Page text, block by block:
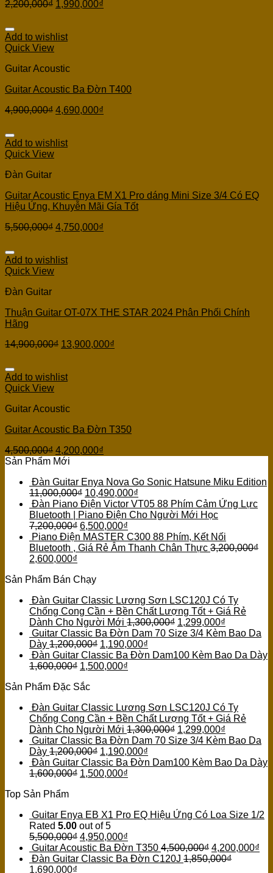
2,200,000₫ 1,990,000₫
Add to wishlist
Quick View
Guitar Acoustic
Guitar Acoustic Ba Đờn T400
4,900,000₫ 4,690,000₫
Add to wishlist
Quick View
Đàn Guitar
Guitar Acoustic Enya EM X1 Pro dáng Mini Size 3/4 Có EQ
Hiệu Ứng, Khuyễn Mãi Gía Tốt
5,500,000₫ 4,750,000₫
Add to wishlist
Quick View
Đàn Guitar
Thuận Guitar OT-07X THE STAR 2024 Phân Phối Chính
Hãng
14,900,000₫ 13,900,000₫
Add to wishlist
Quick View
Guitar Acoustic
Guitar Acoustic Ba Đờn T350
4,500,000₫ 4,200,000₫
Sản Phẩm Mới
Đàn Guitar Enya Nova Go Sonic Hatsune Miku Edition
11,000,000₫ 10,490,000₫
Đàn Piano Điện Victor VT05 88 Phím Cảm Ứng Lực
Bluetooth | Piano Điện Cho Người Mới Học
7,200,000₫ 6,500,000₫
Piano Điện MASTER C300 88 Phím, Kết Nối
Bluetooth , Giá Rẻ Âm Thanh Chân Thực 3,200,000₫
2,600,000₫
Sản Phẩm Bán Chạy
Đàn Guitar Classic Lương Sơn LSC120J Có Ty
Chống Cong Cần + Bền Chất Lượng Tốt + Giá Rẻ
Dành Cho Người Mới 1,300,000₫ 1,299,000₫
Guitar Classic Ba Đờn Dam 70 Size 3/4 Kèm Bao Da
Dày 1,200,000₫ 1,190,000₫
Đàn Guitar Classic Ba Đờn Dam100 Kèm Bao Da Dày
1,600,000₫ 1,500,000₫
Sản Phẩm Đặc Sắc
Đàn Guitar Classic Lương Sơn LSC120J Có Ty
Chống Cong Cần + Bền Chất Lượng Tốt + Giá Rẻ
Dành Cho Người Mới 1,300,000₫ 1,299,000₫
Guitar Classic Ba Đờn Dam 70 Size 3/4 Kèm Bao Da
Dày 1,200,000₫ 1,190,000₫
Đàn Guitar Classic Ba Đờn Dam100 Kèm Bao Da Dày
1,600,000₫ 1,500,000₫
Top Sản Phẩm
Guitar Enya EB X1 Pro EQ Hiệu Ứng Có Loa Size 1/2
Rated 5.00 out of 5
5,500,000₫ 4,950,000₫
Guitar Acoustic Ba Đờn T350 4,500,000₫ 4,200,000₫
Đàn Guitar Classic Ba Đờn C120J 1,850,000₫
1,690,000₫